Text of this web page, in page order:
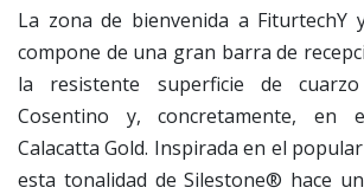
La zona de bienvenida a FiturtechY
compone de una gran barra de
la resistente superficie de
Cosentino y, concretamente, en
Calacatta Gold. Inspirada en el
esta tonalidad de Silestone® hace